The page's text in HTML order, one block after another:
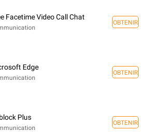
Facetime Video Call Chat
OBTENIR
Edge
OBTENIR
Plus
OBTENIR